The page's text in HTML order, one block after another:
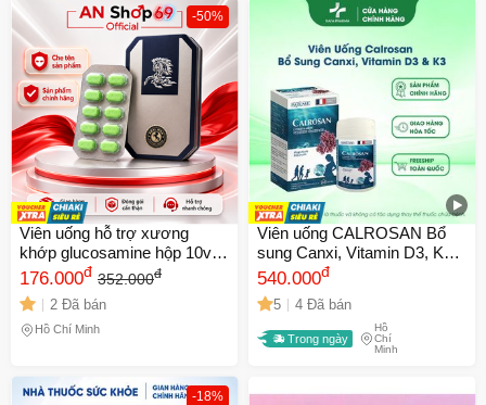
-50%
Viên uống hỗ trợ xương
khớp glucosamine hộp 10v
Bán Chạy TOP 1
176.000đ 352.000đ
2 Đã bán
Hồ Chí Minh
Viên uống CALROSAN Bổ
sung Canxi, Vitamin D3, K2 -
Hỗ trợ xương răng chắc
khỏe, Phát triển chiều cao,
Hộp 60 viên
540.000đ
5 4 Đã bán
Trong ngày
Hồ
Chí
Minh
-18%